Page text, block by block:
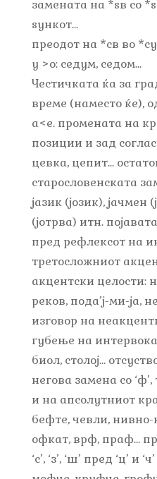
замената на *ѕв со
ѕункот…
преодот на *св во
у >о: седум, седом…
Честичката ќа за
време (наместо ќе),
а<е. промената на
позиции и зад
цевка, цепит…
старословенската
јазик (јозик), јачмен
(јотрва) итн.
пред рефлексот на
третосложниот
акцентски целости:
реков, пода’ј-ми-ја,
изговор на
губење на
биол, столој…
негова замена со ‘ф’,
и на апсолутниот
бефте, чевли,
офкат, врф, праф…
‘с’, ‘з’, ‘ш’ пред ‘ц’ и